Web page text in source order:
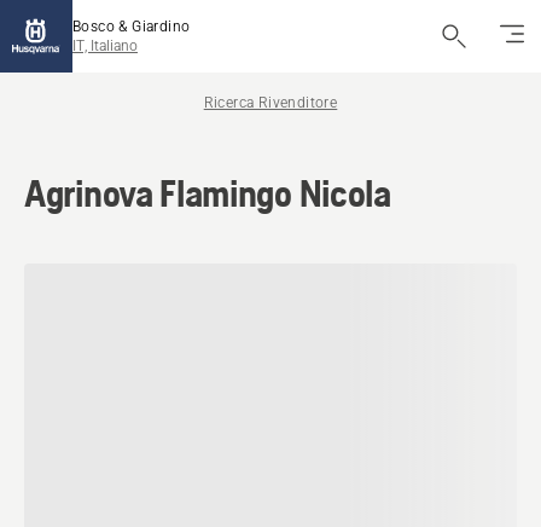
Bosco & Giardino
IT, Italiano
Ricerca Rivenditore
Agrinova Flamingo Nicola